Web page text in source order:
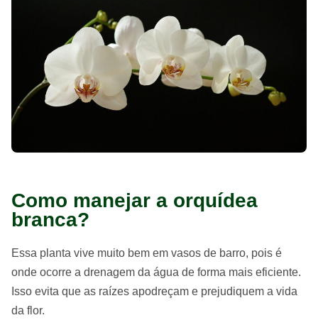
Como manejar a orquídea
branca?
Essa planta vive muito bem em vasos de barro, pois é
onde ocorre a drenagem da água de forma mais eficiente.
Isso evita que as raízes apodreçam e prejudiquem a vida
da flor.